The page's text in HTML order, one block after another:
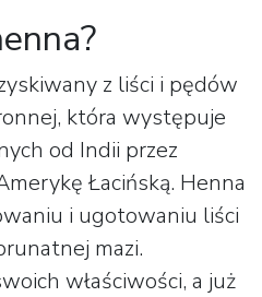
z liści i pędów
która występuje
od Indii przez
Łacińską. Henna
i ugotowaniu liści
mazi.
właściwości, a już